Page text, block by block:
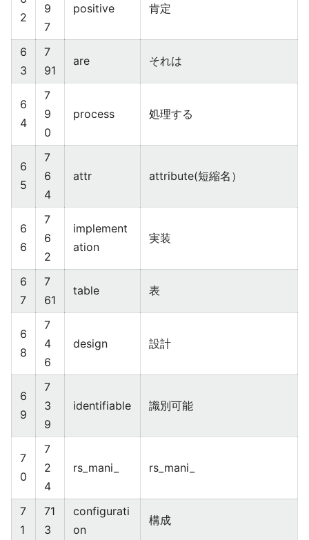
2
9
7
positive 肯定
6
3
7
91
are それは
6
4
7
9
0
process 処理する
6
5
7
6
4
attr attribute(短縮名）
6
6
7
6
2
implement
ation
実装
6
7
7
61
table 表
6
8
7
4
6
design 設計
6
9
7
3
9
identifiable 識別可能
7
0
7
2
4
rs_mani_ rs_mani_
7
1
71
3
configurati
on
構成